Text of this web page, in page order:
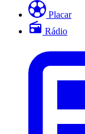
Placar
Rádio